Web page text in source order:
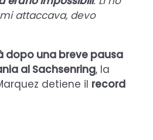
attaccava, devo
dopo una breve pausa
al Sachsenring, la
detiene il record